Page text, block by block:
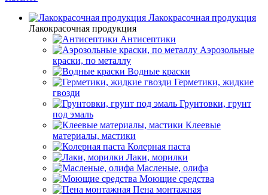
Лакокрасочная продукция
Лакокрасочная продукция
Антисептики
Аэрозольные
краски, по металлу
Водные краски
Герметики, жидкие
гвозди
Грунтовки, грунт
под эмаль
Клеевые
материалы, мастики
Колерная паста
Лаки, морилки
Масленые, олифа
Моющие средства
Пена монтажная